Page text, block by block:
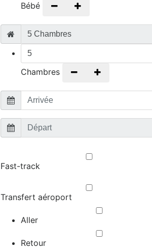
Bébé - +
Chambres - +
Fast-track
Transfert aéroport
Aller
Retour